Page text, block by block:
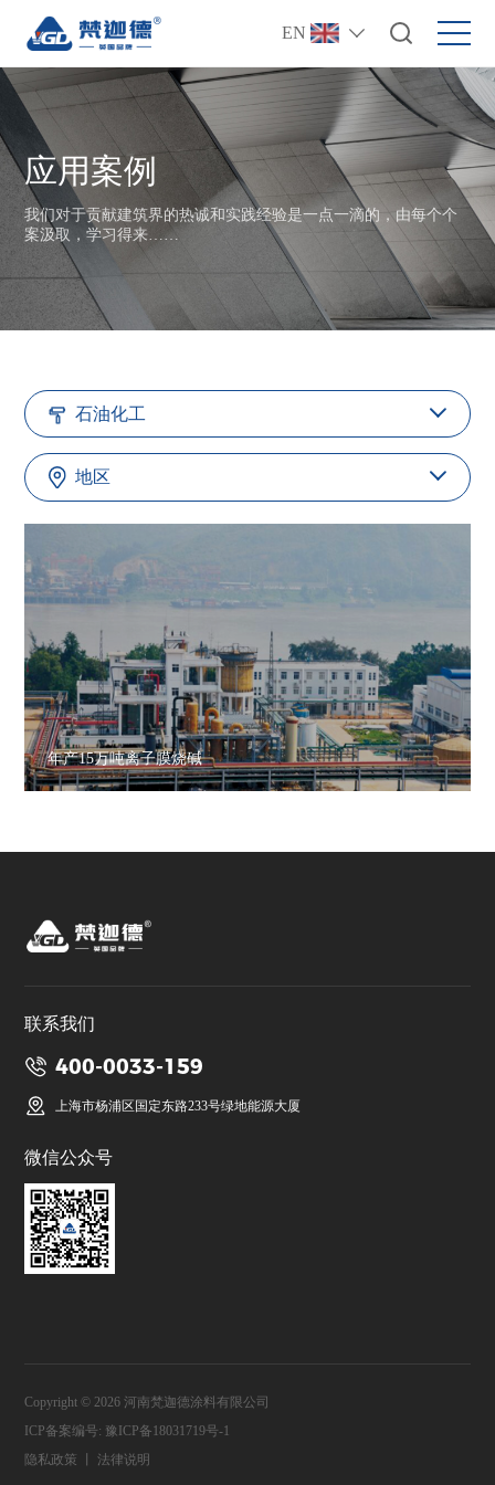
EN
应用案例
我们对于贡献建筑界的热诚和实践经验是一点一滴的，由每个个
案汲取，学习得来……
石油化工
地区
年产15万吨离子膜烧碱
联系我们
400-0033-159
上海市杨浦区国定东路233号绿地能源大厦
微信公众号
Copyright © 2026 河南梵迦德涂料有限公司
ICP备案编号: 豫ICP备18031719号-1
隐私政策
法律说明